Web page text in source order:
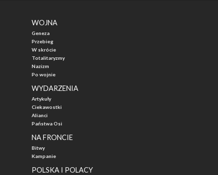
WOJNA
Geneza
Przebieg
W skrócie
Totalitaryzmy
Nazizm
Po wojnie
WYDARZENIA
Artykuły
Ciekawostki
Alianci
Państwa Osi
NA FRONCIE
Bitwy
Kampanie
POLSKA I POLACY